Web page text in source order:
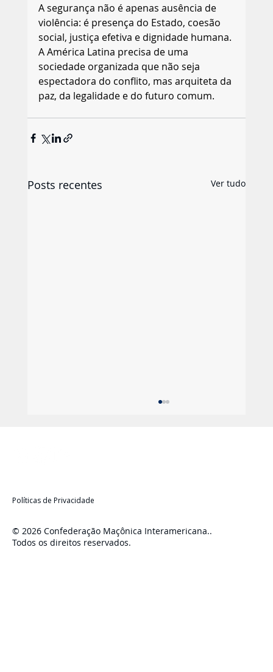
A segurança não é apenas ausência de
violência: é presença do Estado, coesão
social, justiça efetiva e dignidade humana.
A América Latina precisa de uma
sociedade organizada que não seja
espectadora do conflito, mas arquiteta da
paz, da legalidade e do futuro comum.
Posts recentes Ver tudo
Liderança, Estratégia e Futuro: A Zona 4
Políticas de Privacidade
© 2026 Confederação Maçônica Interamericana..
Todos os direitos reservados.